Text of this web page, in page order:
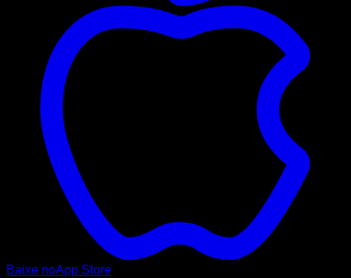
Baixe noApp Store